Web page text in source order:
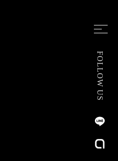
FOLLOW US